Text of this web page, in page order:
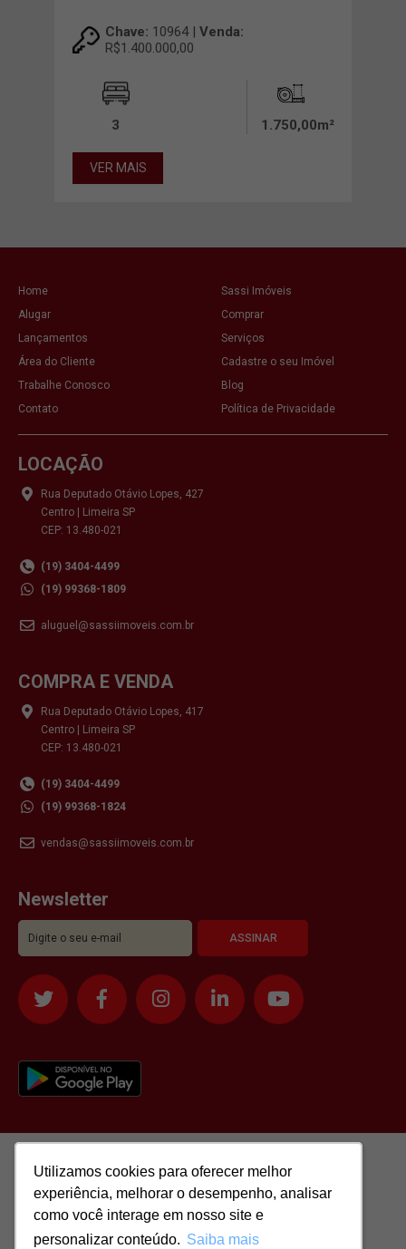
Utilizamos cookies para oferecer melhor
experiência, melhorar o desempenho, analisar
como você interage em nosso site e
personalizar conteúdo. Saiba mais
Utilizamos cookies para oferecer melhor
experiência, melhorar o desempenho, analisar
como você interage em nosso site e
personalizar conteúdo. Saiba mais
Chave: 10964 | Venda:
R$1.400.000,00
3 1.750,00m²
VER MAIS
Home
Sassi Imóveis
Alugar
Comprar
Lançamentos
Serviços
Área do Cliente
Cadastre o seu Imóvel
Trabalhe Conosco
Blog
Contato
Política de Privacidade
LOCAÇÃO
Rua Deputado Otávio Lopes, 427
Centro | Limeira SP
CEP: 13.480-021
(19) 3404-4499
(19) 99368-1809
aluguel@sassiimoveis.com.br
COMPRA E VENDA
Rua Deputado Otávio Lopes, 417
Centro | Limeira SP
CEP: 13.480-021
(19) 3404-4499
(19) 99368-1824
vendas@sassiimoveis.com.br
Newsletter